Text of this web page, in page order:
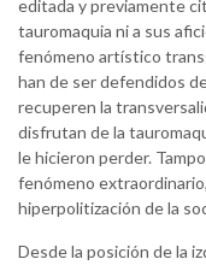
editada y previamente
tauromaquia ni a sus
fenómeno artístico
han de ser defendidos
recuperen la
disfrutan de la
le hicieron perder.
fenómeno
hiperpolitización de la
Desde la posición de la